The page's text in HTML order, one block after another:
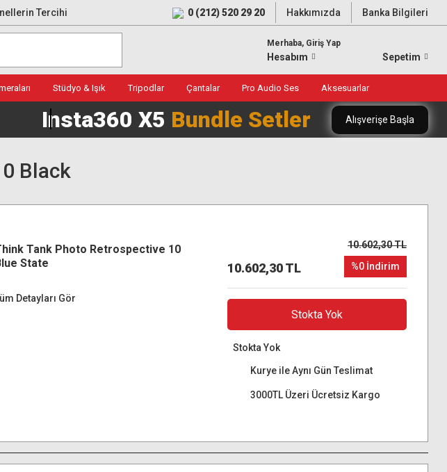
Tercihi 0 (212) 520 29 20 Hakkımızda Banka Bilgileri
Merhaba, Giriş Yap
Hesabım Sepetim
Stüdyo & Işık Tripodlar Çantalar Pro Audio Ses Aksesuarlar
Insta360 X5 Bundle Setler Alışverişe Başla
Black
Tank Photo Retrospective 10
State
Detayları Gör
10.602,30 TL
10.602,30 TL
%0 İndirim
Stokta Yok
Stokta Yok
Kurye ile Aynı Gün Teslimat
3000TL Üzeri Ücretsiz Kargo